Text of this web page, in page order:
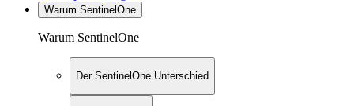
Warum SentinelOne
Warum SentinelOne
Der SentinelOne Unterschied